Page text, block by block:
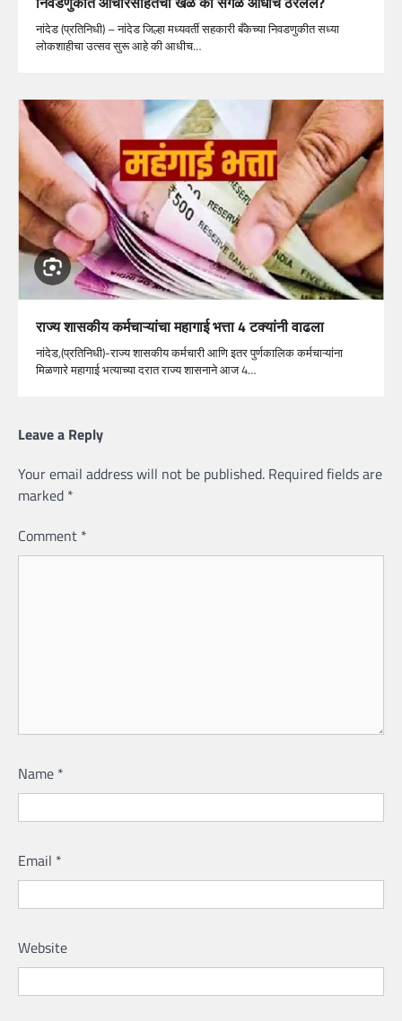
नांदेड (प्रतिनिधी) – नांदेड जिल्हा मध्यवर्ती सहकारी बँकेच्या निवडणुकीत सध्या
लोकशाहीचा उत्सव सुरू आहे की आधीच…
राज्य शासकीय कर्मचाऱ्यांचा महागाई भत्ता 4 टक्यांनी वाढला
नांदेड,(प्रतिनिधी)-राज्य शासकीय कर्मचारी आणि इतर पुर्णकालिक कर्मचाऱ्यांना
मिळणारे महागाई भत्याच्या दरात राज्य शासनाने आज 4…
Leave a Reply
Your email address will not be published. Required fields are
marked *
Comment *
Name *
Email *
Website